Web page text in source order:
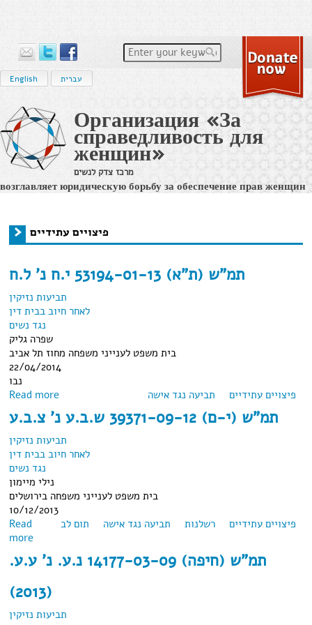
Enter your keywords
English עברית
Организация «За
справедливость для
женщин»
מרכז צדק לנשים
возглавляет юридическую борьбу за обеспечение прав женщин
You are here
פיצויים עתידיים
תמ"ש (ת"א) 53194-01-13 י.ח נ' ל.ח
תביעות נזיקין
לאחר חיוב בבית דין
נגד נשים
שפרה גליק
בית משפט לענייני משפחה מחוז תל אביב
22/04/2014
נבו
פיצויים עתידיים
תביעה נגד אישה Read more about תמ"ש (ת"א) 53194-01-13 י.ח נ' ל.ח
תמ"ש (י-ם) 39371-09-12 ש.ב.ע נ' צ.ב.ע
תביעות נזיקין
לאחר חיוב בבית דין
נגד נשים
נילי מיימון
בית משפט לענייני משפחה בירושלים
10/12/2013
פיצויים עתידיים
רשלנות תביעה נגד אישה תום לב
Read
more
תמ"ש (חיפה) 14177-03-09 נ.ע. נ' ע.ע.
(2013)
תביעות נזיקין